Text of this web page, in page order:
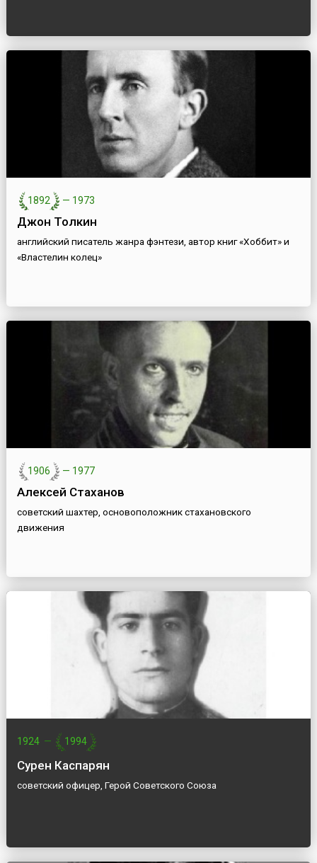
1892 — 1973
Джон Толкин
английский писатель жанра фэнтези, автор книг «Хоббит» и
«Властелин колец»
1906 — 1977
Алексей Стаханов
советский шахтер, основоположник стахановского
движения
1924 — 1994
Сурен Каспарян
советский офицер, Герой Советского Союза